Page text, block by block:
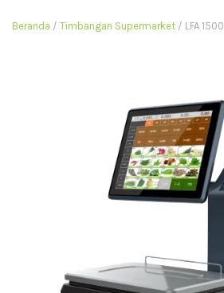
Beranda / Timbangan Supermarket / LFA 1500